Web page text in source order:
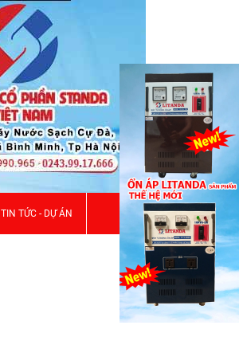
TIN TỨC - DỰ ÁN